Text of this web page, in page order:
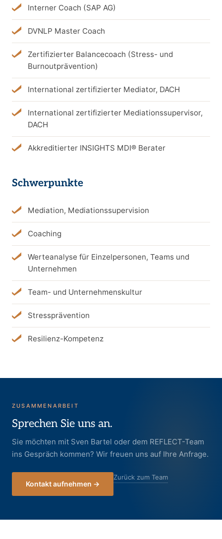
Interner Coach (SAP AG)
DVNLP Master Coach
Zertifizierter Balancecoach (Stress- und
Burnoutprävention)
International zertifizierter Mediator, DACH
International zertifizierter Mediationssupervisor,
DACH
Akkreditierter INSIGHTS MDI® Berater
Schwerpunkte
Mediation, Mediationssupervision
Coaching
Werteanalyse für Einzelpersonen, Teams und
Unternehmen
Team- und Unternehmenskultur
Stressprävention
Resilienz-Kompetenz
ZUSAMMENARBEIT
Sprechen Sie uns an.
Sie möchten mit Sven Bartel oder dem REFLECT-Team
ins Gespräch kommen? Wir freuen uns auf Ihre Anfrage.
Kontakt aufnehmen →
Zurück zum Team